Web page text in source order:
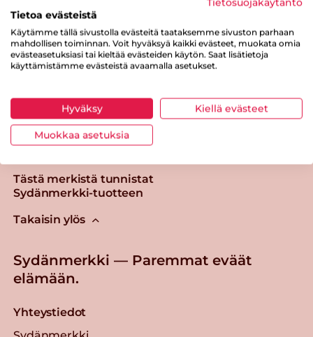
Tulosta sivu Jaa tuote
Tästä merkistä tunnistat
Sydänmerkki-tuotteen
Takaisin ylös
Sydänmerkki — Paremmat eväät
elämään.
Yhteystiedot
Tietosuojakäytäntö
Tietoa evästeistä
Käytämme tällä sivustolla evästeitä taataksemme sivuston parhaan
mahdollisen toiminnan. Voit hyväksyä kaikki evästeet, muokata omia
evästeasetuksiasi tai kieltää evästeiden käytön. Saat lisätietoja
käyttämistämme evästeistä avaamalla asetukset.
Hyväksy Kiellä evästeet
Muokkaa asetuksia